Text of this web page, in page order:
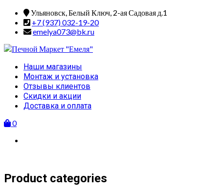
Skip
content
Ульяновск, Белый Ключ, 2-ая Садовая д.1
+7 (937) 032-19-20
emelya073@bk.ru
Primary
Menu
Наши магазины
Монтаж и установка
Отзывы клиентов
Скидки и акции
Доставка и оплата
0
Product categories